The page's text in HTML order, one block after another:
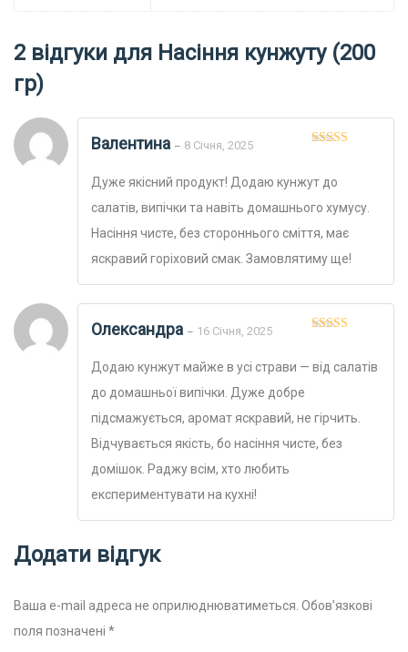
2 відгуки для Насіння кунжуту (200
гр)
Валентина – 8 Січня, 2025
Дуже якісний продукт! Додаю кунжут до
салатів, випічки та навіть домашнього хумусу.
Насіння чисте, без стороннього сміття, має
яскравий горіховий смак. Замовлятиму ще!
Олександра – 16 Січня, 2025
Додаю кунжут майже в усі страви — від салатів
до домашньої випічки. Дуже добре
підсмажується, аромат яскравий, не гірчить.
Відчувається якість, бо насіння чисте, без
домішок. Раджу всім, хто любить
експериментувати на кухні!
Додати відгук
Ваша e-mail адреса не оприлюднюватиметься. Обов’язкові
поля позначені *